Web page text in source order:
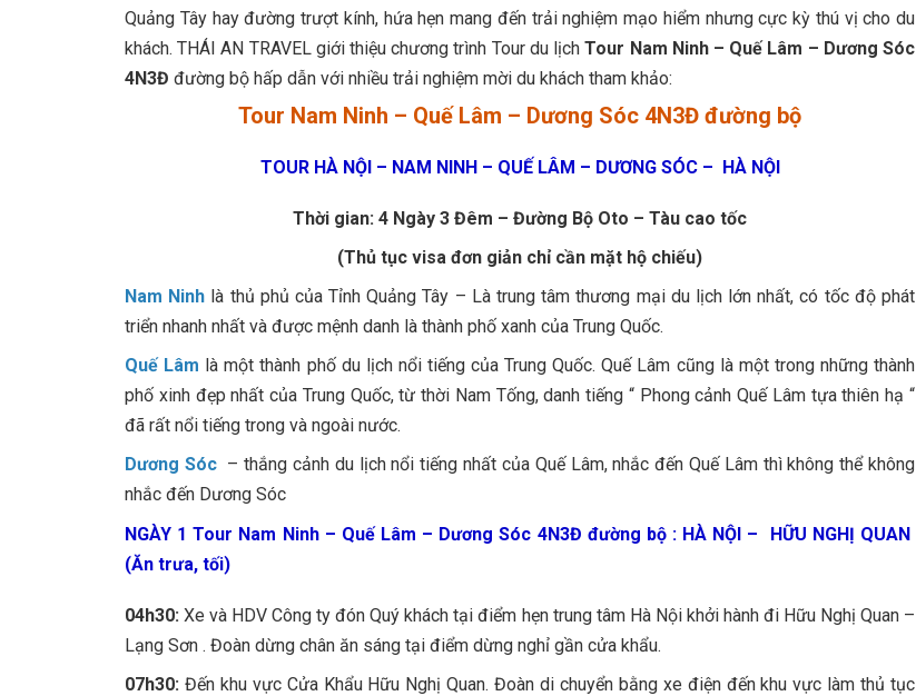
Quảng Tây hay đường trượt kính, hứa hẹn mang đến trải nghiệm mạo hiểm nhưng cực kỳ thú vị cho du
khách. THÁI AN TRAVEL giới thiệu chương trình Tour du lịchTour Nam Ninh – Quế Lâm – Dương Sóc
4N3Đ đường bộ hấp dẫn với nhiều trải nghiệm mời du khách tham khảo:
Tour Nam Ninh – Quế Lâm – Dương Sóc 4N3Đ đường bộ
TOUR HÀ NỘI – NAM NINH – QUẾ LÂM – DƯƠNG SÓC – HÀ NỘI
Thời gian: 4 Ngày 3 Đêm – Đường Bộ Oto – Tàu cao tốc
(Thủ tục visa đơn giản chỉ cần mặt hộ chiếu)
Nam Ninh là thủ phủ của Tỉnh Quảng Tây – Là trung tâm thương mại du lịch lớn nhất, có tốc độ phát
triển nhanh nhất và được mệnh danh là thành phố xanh của Trung Quốc.
Quế Lâm là một thành phố du lịch nổi tiếng của Trung Quốc. Quế Lâm cũng là một trong những thành
phố xinh đẹp nhất của Trung Quốc, từ thời Nam Tống, danh tiếng “ Phong cảnh Quế Lâm tựa thiên hạ “
đã rất nổi tiếng trong và ngoài nước.
Dương Sóc – thắng cảnh du lịch nổi tiếng nhất của Quế Lâm, nhắc đến Quế Lâm thì không thể không
nhắc đến Dương Sóc
NGÀY 1 Tour Nam Ninh – Quế Lâm – Dương Sóc 4N3Đ đường bộ : HÀ NỘI – HỮU NGHỊ QUAN
(Ăn trưa, tối)
04h30:Xe và HDV Công ty đón Quý khách tại điểm hẹn trung tâm Hà Nội khởi hành đi Hữu Nghị Quan –
Lạng Sơn . Đoàn dừng chân ăn sáng tại điểm dừng nghỉ gần cửa khẩu.
07h30: Đến khu vực Cửa Khẩu Hữu Nghị Quan. Đoàn di chuyển bằng xe điện đến khu vực làm thủ tục